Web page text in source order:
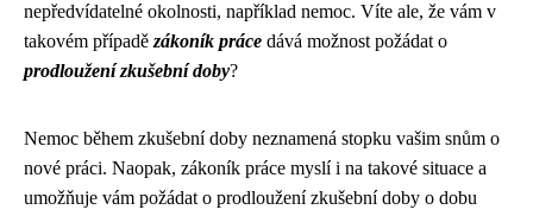
nepředvídatelné okolnosti, například nemoc. Víte ale, že vám v
takovém případě zákoník práce dává možnost požádat o
prodloužení zkušební doby?
Nemoc během zkušební doby neznamená stopku vašim snům o
nové práci. Naopak, zákoník práce myslí i na takové situace a
umožňuje vám požádat o prodloužení zkušební doby o dobu